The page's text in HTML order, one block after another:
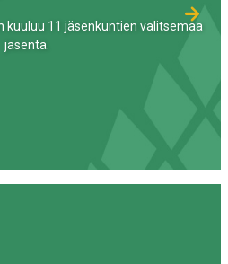
kuuluu 11 jäsenkuntien valitsemaa
jäsentä.